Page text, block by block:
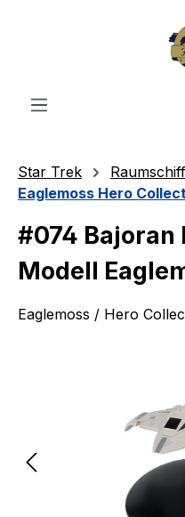
Star Trek
Eaglemoss Hero
#074 Bajoran
Modell
Eaglemoss / Hero